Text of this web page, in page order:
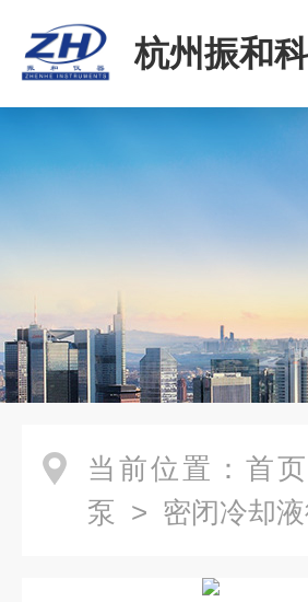
杭州振和
当前位置： 首页
泵 > 密闭冷却